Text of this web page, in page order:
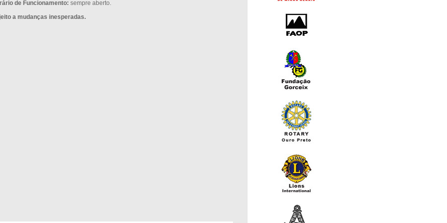
de Funcionamento: sempre aberto.
a mudanças inesperadas.